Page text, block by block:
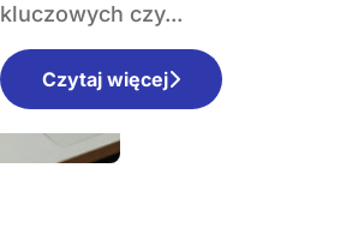
kluczowych czy...
Czytaj więcej